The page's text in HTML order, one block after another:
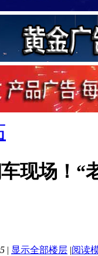
现场！“
| 显示全部楼层 |阅读